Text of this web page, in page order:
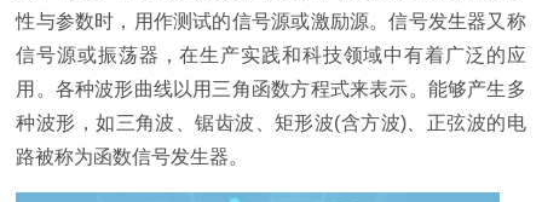
性与参数时，用作测试的信号源或激励源。信号发生器又称
信号源或振荡器，在生产实践和科技领域中有着广泛的应
用。各种波形曲线以用三角函数方程式来表示。能够产生多
种波形，如三角波、锯齿波、矩形波(含方波)、正弦波的电
路被称为函数信号发生器。